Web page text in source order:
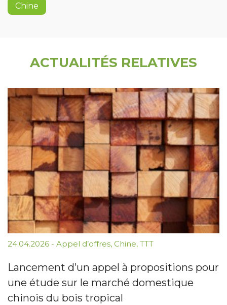
Chine
ACTUALITÉS RELATIVES
24.04.2026 - Appel d’offres, Chine, TTT
Lancement d’un appel à propositions pour
une étude sur le marché domestique
chinois du bois tropical